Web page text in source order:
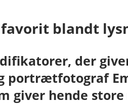
favorit blandt
der
portrætfotograf
giver hende